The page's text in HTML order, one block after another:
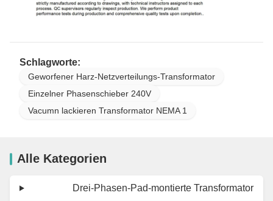
Schlagworte:
Geworfener Harz-Netzverteilungs-Transformator
Einzelner Phasenschieber 240V
Vacumn lackieren Transformator NEMA 1
Alle Kategorien
Drei-Phasen-Pad-montierte Transformator